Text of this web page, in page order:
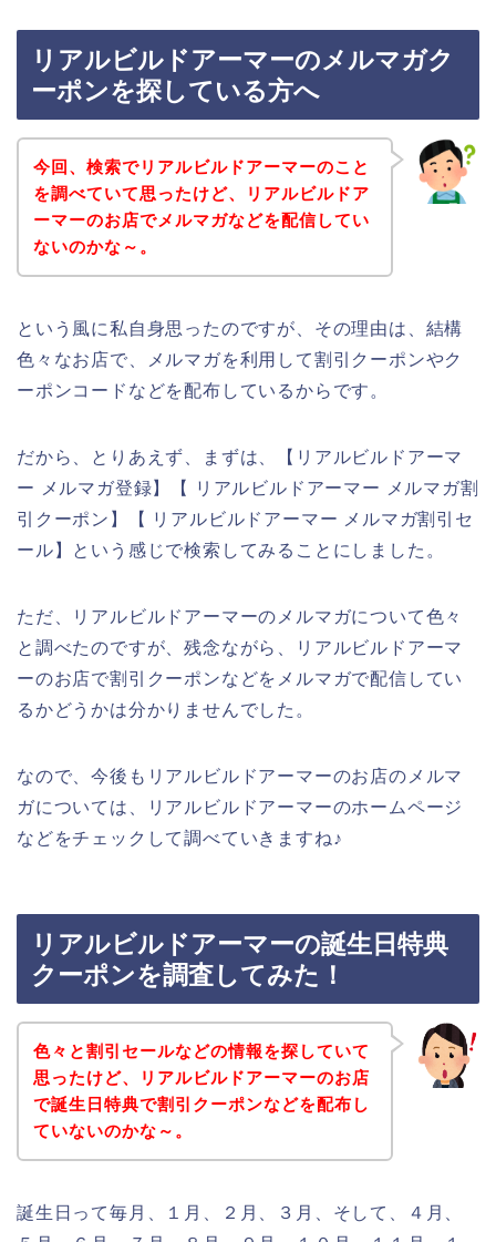
リアルビルドアーマーのメルマガク
ーポンを探している方へ
今回、検索でリアルビルドアーマーのこと
を調べていて思ったけど、リアルビルドア
ーマーのお店でメルマガなどを配信してい
ないのかな～。
という風に私自身思ったのですが、その理由は、結構
色々なお店で、メルマガを利用して割引クーポンやク
ーポンコードなどを配布しているからです。
だから、とりあえず、まずは、【リアルビルドアーマ
ー メルマガ登録】【 リアルビルドアーマー メルマガ割
引クーポン】【 リアルビルドアーマー メルマガ割引セ
ール】という感じで検索してみることにしました。
ただ、リアルビルドアーマーのメルマガについて色々
と調べたのですが、残念ながら、リアルビルドアーマ
ーのお店で割引クーポンなどをメルマガで配信してい
るかどうかは分かりませんでした。
なので、今後もリアルビルドアーマーのお店のメルマ
ガについては、リアルビルドアーマーのホームページ
などをチェックして調べていきますね♪
リアルビルドアーマーの誕生日特典
クーポンを調査してみた！
色々と割引セールなどの情報を探していて
思ったけど、リアルビルドアーマーのお店
で誕生日特典で割引クーポンなどを配布し
ていないのかな～。
誕生日って毎月、１月、２月、３月、そして、４月、